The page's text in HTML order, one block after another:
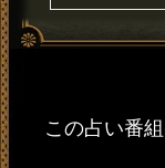
この占い番